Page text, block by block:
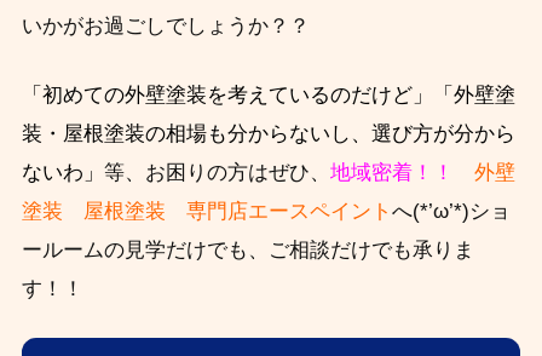
いかがお過ごしでしょうか？？
「初めての外壁塗装を考えているのだけど」「外壁塗
装・屋根塗装の相場も分からないし、選び方が分から
ないわ」 等、お困りの方はぜひ、 地域密着！！
外壁
塗装 屋根塗装 専門店エースペイント へ(*’ω’*)ショ
ールームの見学だけでも、ご相談だけでも承りま
す！！